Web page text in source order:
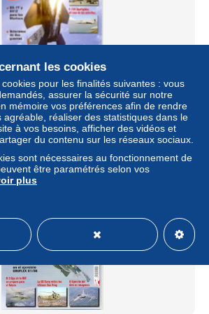
Fuerza Aérea nº 77. rfa-77
± 3,46 $US
Particulier
les cookies
pour les finalités suivantes : vous
assurer la sécurité sur notre
mémoire vos préférences afin de rendre
agréable, réaliser des statistiques dans le
à vos besoins, afficher des vidéos et
du contenu sur les réseaux sociaux.
sont nécessaires au fonctionnement de
être paramétrés selon vos
plus